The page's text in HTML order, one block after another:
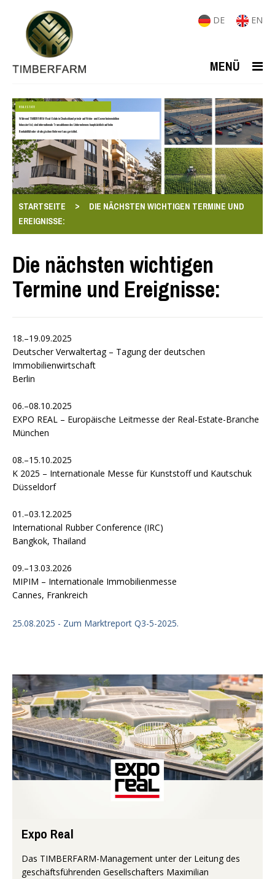
DE EN
MENÜ
REAL ESTATE
Während TIMBERFARM-Real-Estate in Deutschland primär auf Wohn- und Gewerbeimmobilien
Rentabilität oder strategischen Mehrwert ausgerichtet.
fokussiert ist, sind internationale Transaktionen des Unternehmens hauptsächlich auf hohe
STARTSEITE >
DIE NÄCHSTEN WICHTIGEN TERMINE UND
EREIGNISSE:
Die nächsten wichtigen
Termine und Ereignisse:
18.–19.09.2025
Deutscher Verwaltertag – Tagung der deutschen
Immobilienwirtschaft
Berlin
06.–08.10.2025
EXPO REAL – Europäische Leitmesse der Real-Estate-Branche
München
08.–15.10.2025
K 2025 – Internationale Messe für Kunststoff und Kautschuk
Düsseldorf
01.–03.12.2025
International Rubber Conference (IRC)
Bangkok, Thailand
09.–13.03.2026
MIPIM – Internationale Immobilienmesse
Cannes, Frankreich
25.08.2025 - Zum Marktreport Q3-5-2025.
Expo Real
Das TIMBERFARM-Management unter der Leitung des
geschäftsführenden Gesellschafters Maximilian